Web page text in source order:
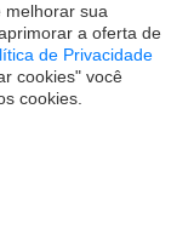
melhorar sua
a oferta de
de Privacidade
cookies" você
cookies.
CAMINHOS
1965.